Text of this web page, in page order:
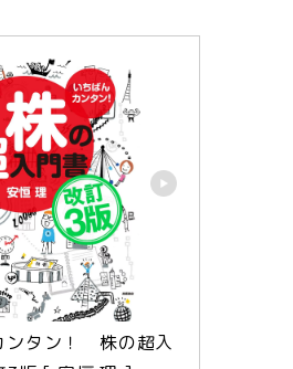
ンタン！　株の超入